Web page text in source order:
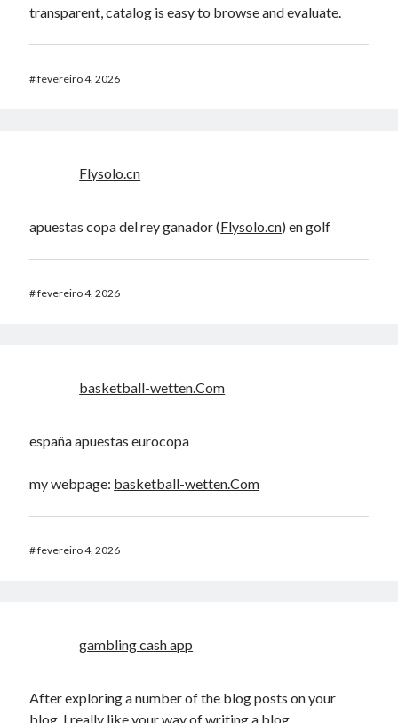
transparent, catalog is easy to browse and evaluate.
#fevereiro 4, 2026
Flysolo.cn
apuestas copa del rey ganador (Flysolo.cn) en golf
#fevereiro 4, 2026
basketball-wetten.Com
españa apuestas eurocopa
my webpage: basketball-wetten.Com
#fevereiro 4, 2026
gambling cash app
After exploring a number of the blog posts on your
blog, I really like your way of writing a blog.